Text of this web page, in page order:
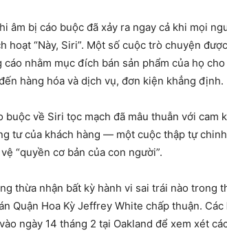
âm bị cáo buộc đã xảy ra ngay cả khi mọi
hoạt “Này, Siri”. Một số cuộc trò chuyện
cáo nhằm mục đích bán sản phẩm của họ
hàng hóa và dịch vụ, đơn kiện khẳng định.
buộc về Siri tọc mạch đã mâu thuẫn với cam
tư của khách hàng — một cuộc thập tự
“quyền cơ bản của con người”.
thừa nhận bất kỳ hành vi sai trái nào trong
Quận Hoa Kỳ Jeffrey White chấp thuận.
ngày 14 tháng 2 tại Oakland để xem xét